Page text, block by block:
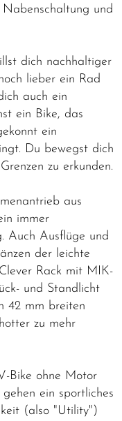
und
dich nachhaltiger
lieber ein Rad
auch ein
ein Bike, das
ein
Du bewegst dich
zu erkunden.
aus
immer
Auch Ausflüge und
der leichte
Rack mit MIK-
und Standlicht
42 mm breiten
zu mehr
Bike ohne Motor
ein sportliches
(also "Utility")